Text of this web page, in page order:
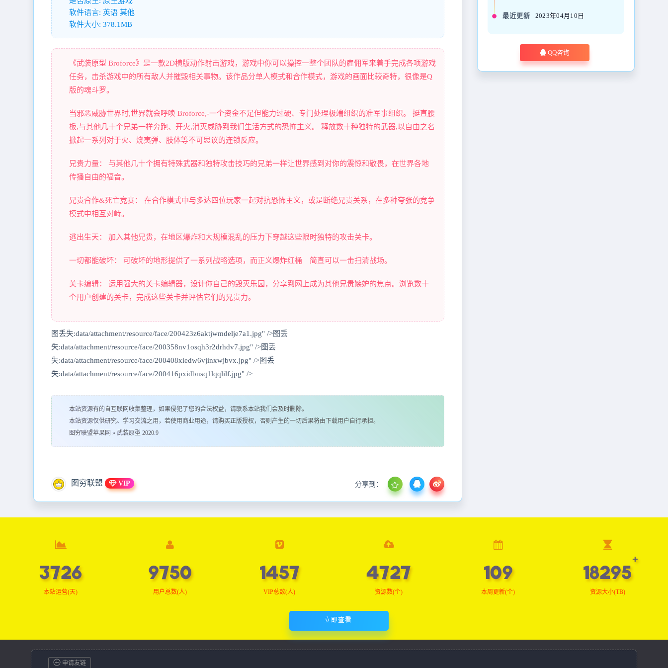
软件语言: 英语 其他
软件大小: 378.1MB
《武装原型 Broforce》是一款2D横版动作射击游戏，游戏中你可以操控一整个团队的雇佣军来着手完成各项游戏
任务，击杀游戏中的所有敌人并摧毁相关事物。该作品分单人模式和合作模式，游戏的画面比较奇特，很像是Q
版的魂斗罗。
当邪恶威胁世界时,世界就会呼唤 Broforce,-一个资金不足但能力过硬、专门处理极端组织的准军事组织。 挺直腰
板,与其他几十个兄弟一样奔跑、开火,消灭威胁到我们生活方式的恐怖主义。 释放数十种独特的武器,以自由之名
掀起一系列对于火、烧夷弹、肢体等不可思议的连锁反应。
兄贵力量： 与其他几十个拥有特殊武器和独特攻击技巧的兄弟一样让世界感到对你的震惊和敬畏，在世界各地
传播自由的福音。
兄贵合作&死亡竞赛： 在合作模式中与多达四位玩家一起对抗恐怖主义，或是断绝兄贵关系，在多种夸张的竞争
模式中相互对峙。
逃出生天： 加入其他兄贵，在地区爆炸和大规模混乱的压力下穿越这些限时独特的攻击关卡。
一切都能破坏： 可破坏的地形提供了一系列战略选项，而正义爆炸红桶™简直可以一击扫清战场。
关卡编辑： 运用强大的关卡编辑器，设计你自己的毁灭乐园，分享到网上成为其他兄贵嫉妒的焦点。浏览数十
个用户创建的关卡，完成这些关卡并评估它们的兄贵力。
图丢失:data/attachment/resource/face/200423z6aktjwmdelje7a1.jpg" />图丢
失:data/attachment/resource/face/200358nv1osqh3r2drhdv7.jpg" />图丢
失:data/attachment/resource/face/200408xiedw6vjinxwjbvx.jpg" />图丢
失:data/attachment/resource/face/200416pxidbnsq1lqqlilf.jpg" />
本站资源有的自互联网收集整理，如果侵犯了您的合法权益，请联系本站我们会及时删除。
本站资源仅供研究、学习交流之用，若使用商业用途，请购买正版授权，否则产生的一切后果将由下载用户自行承担。
图穷联盟苹果网 » 武装原型 2020.9
图穷联盟 VIP 分享到：
最近更新 2023年04月10日
QQ咨询
3751
本站运营(天)
9814
用户总数(人)
1466
VIP总数(人)
4758
资源数(个)
109
本周更新(个)
18416
资源大小(TB)
立即查看
申请友链